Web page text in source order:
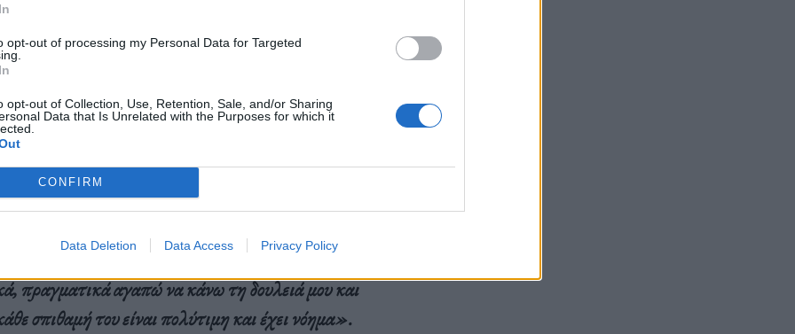
opt-out of processing my Personal Data for Targeted
opt-out of Collection, Use, Retention, Sale, and/or Sharing
Data that Is Unrelated with the Purposes for which it
CONFIRM
Data Deletion Data Access Privacy Policy
δόσεις που είχαν γεύση πράσινου
περάσει το σώμα μου στον μέχρι τώρα χρόνο
-ένιωσα στα κόκκαλά μου πόσο
σου και να ξεκινάς μια νέα ζωή με τον τρόπο που
υπέροχο και ότι το να το μισώ είναι τόσο
πραγματικά αγαπώ να κάνω τη δουλειά μου και
σπιθαμή του είναι πολύτιμη και έχει νόημα».